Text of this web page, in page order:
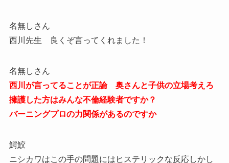
名無しさん
西川先生 良くぞ言ってくれました！
名無しさん
西川が言ってることが正論 奥さんと子供の立場考えろ
擁護した方はみんな不倫経験者ですか？
バーニングプロの力関係があるのですか
鰐鮫
ニシカワはこの手の問題にはヒステリックな反応しかし